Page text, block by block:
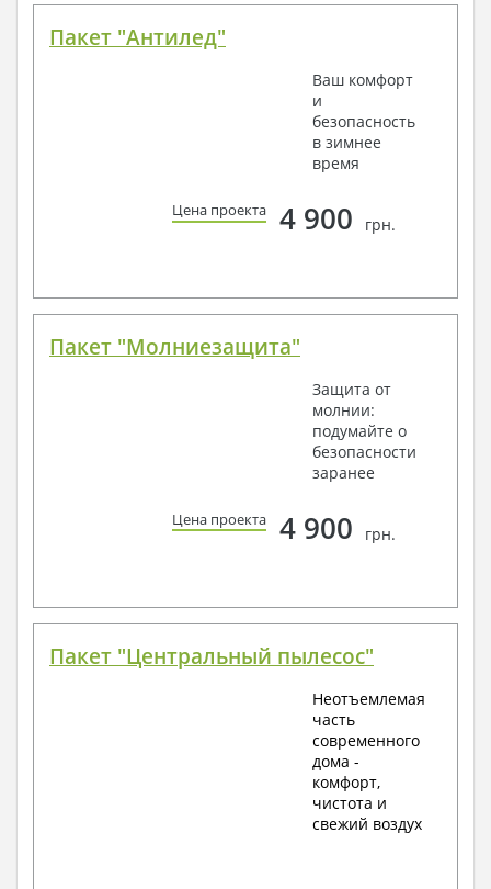
Пакет "Антилед"
Ваш комфорт
и
безопасность
в зимнее
время
Цена проекта 4 900 грн.
Пакет "Молниезащита"
Защита от
молнии:
подумайте о
безопасности
заранее
Цена проекта 4 900 грн.
Пакет "Центральный пылесос"
Неотъемлемая
часть
современного
дома -
комфорт,
чистота и
свежий воздух